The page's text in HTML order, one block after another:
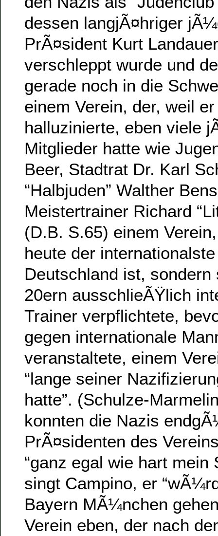
dessen langjÃ¤hriger
PrÃ¤sident Kurt
verschleppt wurde und
gerade noch in die
einem Verein, der, weil
halluzinierte, eben viele
Mitglieder hatte wie
Beer, Stadtrat Dr. Karl
“Halbjuden” Walther
Meistertrainer Richard
(D.B. S.65) einem
heute der
Deutschland ist, sondern
20ern ausschlieÃŸlich
Trainer verpflichtete,
gegen internationale
veranstaltete, einem
“lange seiner
hatte”. (Schulze-
konnten die Nazis
PrÃ¤sidenten des
“ganz egal wie hart mein
singt Campino, er
Bayern MÃ¼nchen
Verein eben, der nach